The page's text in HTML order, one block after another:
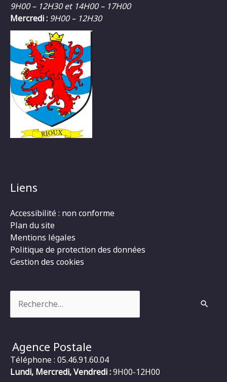
9H00 – 12H30 et 14H00 – 17H00
Mercredi : 9H00 – 12H30
Liens
Accessibilité : non conforme
Plan du site
Mentions légales
Politique de protection des données
Gestion des cookies
Agence Postale
Téléphone : 05.46.91.60.04
Lundi, Mercredi, Vendredi :9H00-12H00